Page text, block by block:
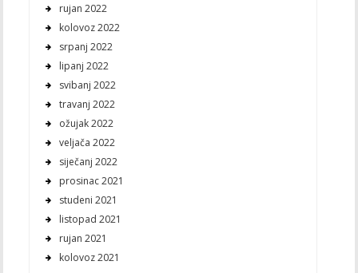
rujan 2022
kolovoz 2022
srpanj 2022
lipanj 2022
svibanj 2022
travanj 2022
ožujak 2022
veljača 2022
siječanj 2022
prosinac 2021
studeni 2021
listopad 2021
rujan 2021
kolovoz 2021